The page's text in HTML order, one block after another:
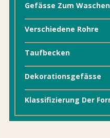
Gefässe Zum Waschen
Verschiedene Rohre
Taufbecken
Dekorationsgefässe
Klassifizierung Der